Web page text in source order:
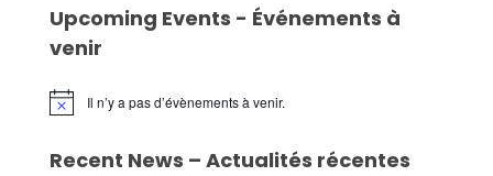
Upcoming Events - Événements à
venir
Notice Il n’y a pas d’évènements à venir.
Recent News – Actualités récentes